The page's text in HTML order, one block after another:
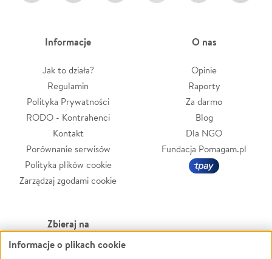
Informacje
Jak to działa?
Regulamin
Polityka Prywatności
RODO - Kontrahenci
Kontakt
Porównanie serwisów
Polityka plików cookie
Zarządzaj zgodami cookie
O nas
Opinie
Raporty
Za darmo
Blog
Dla NGO
Fundacja Pomagam.pl
Zbieraj na
Leczenie
Informacje o plikach cookie